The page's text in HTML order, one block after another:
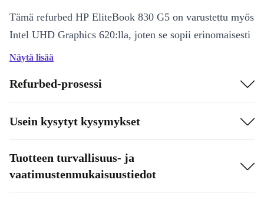
Tämä refurbed HP EliteBook 830 G5 on varustettu myös
Intel UHD Graphics 620:lla, joten se sopii erinomaisesti
elokuvien katseluun tai valokuvien muokkaamiseen.
video tämän kannettavan tietokoneen avulla. Ja kaikki
tämä monen liitännän avulla!
Näytä lisää
Refurbed-prosessi
Usein kysytyt kysymykset
Tuotteen turvallisuus- ja
vaatimustenmukaisuustiedot